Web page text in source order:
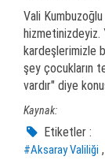
Vali Kumbuzoğlu
hizmetinizdeyiz.
kardeşlerimizle
şey çocukların
vardır" diye
Kaynak:
Etiketler :
#Aksaray Valiliği ,